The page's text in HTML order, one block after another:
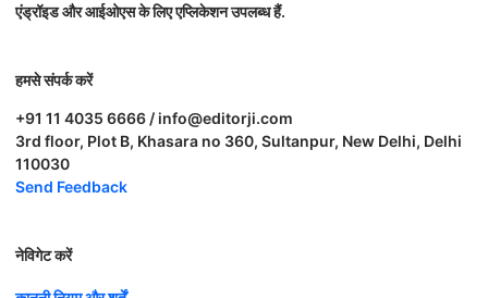
एंड्रॉइड और आईओएस के लिए एप्लिकेशन उपलब्ध हैं.
हमसे संपर्क करें
+91 11 4035 6666 / info@editorji.com
3rd floor, Plot B, Khasara no 360, Sultanpur, New Delhi, Delhi
110030
Send Feedback
नेविगेट करें